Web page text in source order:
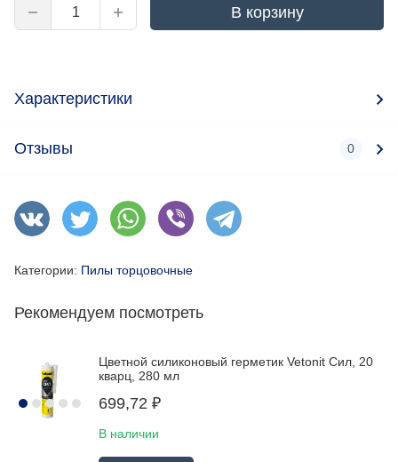
В корзину
Характеристики
Отзывы 0
Категории: Пилы торцовочные
Рекомендуем посмотреть
Цветной силиконовый герметик Vetonit Сил, 20
кварц, 280 мл
699,72 ₽
В наличии